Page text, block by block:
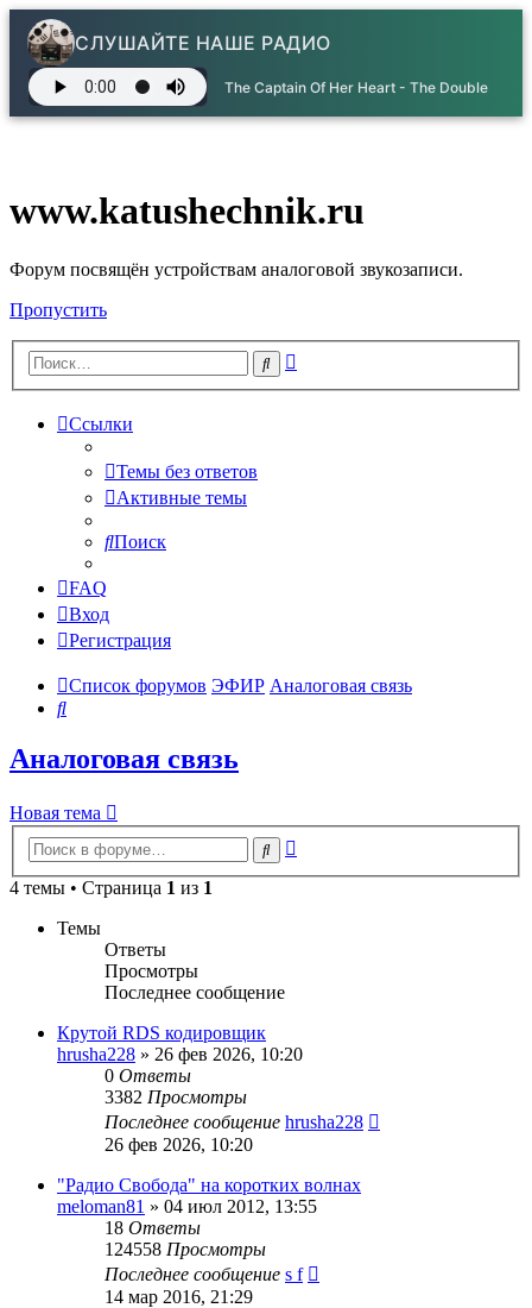
СЛУШАЙТЕ НАШЕ РАДИО
The Captain Of Her Heart - The Double
www.katushechnik.ru
Форум посвящён устройствам аналоговой звукозаписи.
Пропустить
Поиск
Ссылки
Темы без ответов
Активные темы
Поиск
FAQ
Вход
Регистрация
Список форумов ЭФИР Аналоговая связь
Поиск
Аналоговая связь
Новая тема
Поиск
4 темы • Страница 1 из 1
Темы
Ответы
Просмотры
Последнее сообщение
Крутой RDS кодировщик
hrusha228 » 26 фев 2026, 10:20
0 Ответы
3382 Просмотры
Последнее сообщение hrusha228
26 фев 2026, 10:20
"Радио Свобода" на коротких волнах
meloman81 » 04 июл 2012, 13:55
18 Ответы
124558 Просмотры
Последнее сообщение s f
14 мар 2016, 21:29